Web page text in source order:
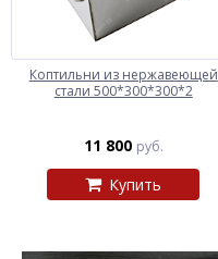
Коптильни из нержавеющей
стали 500*300*300*2
11 800 руб.
Купить